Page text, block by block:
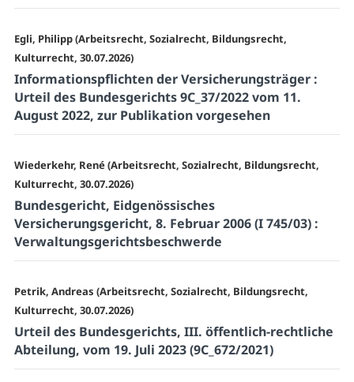
Egli, Philipp (Arbeitsrecht, Sozialrecht, Bildungsrecht,
Kulturrecht, 30.07.2026)
Informationspflichten der Versicherungsträger :
Urteil des Bundesgerichts 9C_37/2022 vom 11.
August 2022, zur Publikation vorgesehen
Wiederkehr, René (Arbeitsrecht, Sozialrecht, Bildungsrecht,
Kulturrecht, 30.07.2026)
Bundesgericht, Eidgenössisches
Versicherungsgericht, 8. Februar 2006 (I 745/03) :
Verwaltungsgerichtsbeschwerde
Petrik, Andreas (Arbeitsrecht, Sozialrecht, Bildungsrecht,
Kulturrecht, 30.07.2026)
Urteil des Bundesgerichts, III. öffentlich-rechtliche
Abteilung, vom 19. Juli 2023 (9C_672/2021)